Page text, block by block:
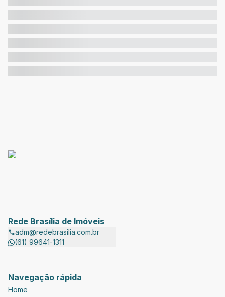
Rede Brasília de Imóveis
adm@redebrasilia.com.br
(61) 99641-1311
Navegação rápida
Home